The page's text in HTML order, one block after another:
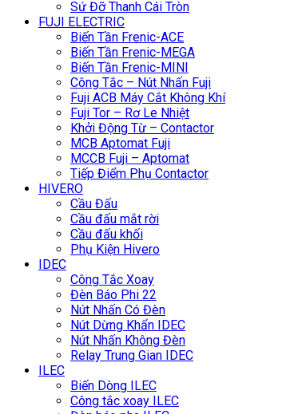
Sứ Đỡ Thanh Cái Tròn
FUJI ELECTRIC
Biến Tần Frenic-ACE
Biến Tần Frenic-MEGA
Biến Tần Frenic-MINI
Công Tắc – Nút Nhấn Fuji
Fuji ACB Máy Cắt Không Khí
Fuji Tor – Rơ Le Nhiệt
Khởi Động Từ – Contactor
MCB Aptomat Fuji
MCCB Fuji – Aptomat
Tiếp Điểm Phụ Contactor
HIVERO
Cầu Đấu
Cầu đấu mắt rời
Cầu đấu khối
Phụ Kiện Hivero
IDEC
Công Tắc Xoay
Đèn Báo Phi 22
Nút Nhấn Có Đèn
Nút Dừng Khẩn IDEC
Nút Nhấn Không Đèn
Relay Trung Gian IDEC
ILEC
Biến Dòng ILEC
Công tắc xoay ILEC